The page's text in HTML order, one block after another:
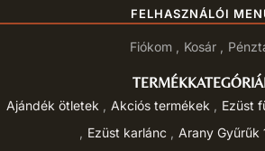
FELHASZNÁLÓI
Fiókom Kosár
Ajándék ötletek Akciós termékek Ezüst
Ezüst karlánc
Arany Gyűrűk